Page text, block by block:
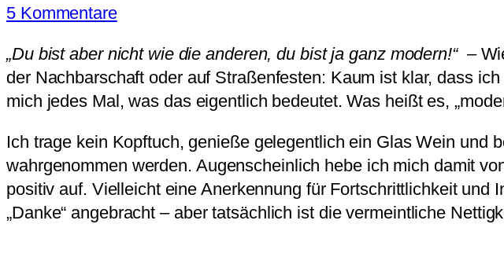
5 Kommentare
„Du bist aber nicht wie die anderen, du bist ja ganz modern!“ –
der Nachbarschaft oder auf Straßenfesten: Kaum ist klar, dass
mich jedes Mal, was das eigentlich bedeutet. Was heißt es,
Ich trage kein Kopftuch, genieße gelegentlich ein Glas Wein und
wahrgenommen werden. Augenscheinlich hebe ich mich damit
positiv auf. Vielleicht eine Anerkennung für Fortschrittlichkeit
„Danke“ angebracht – aber tatsächlich ist die vermeintliche